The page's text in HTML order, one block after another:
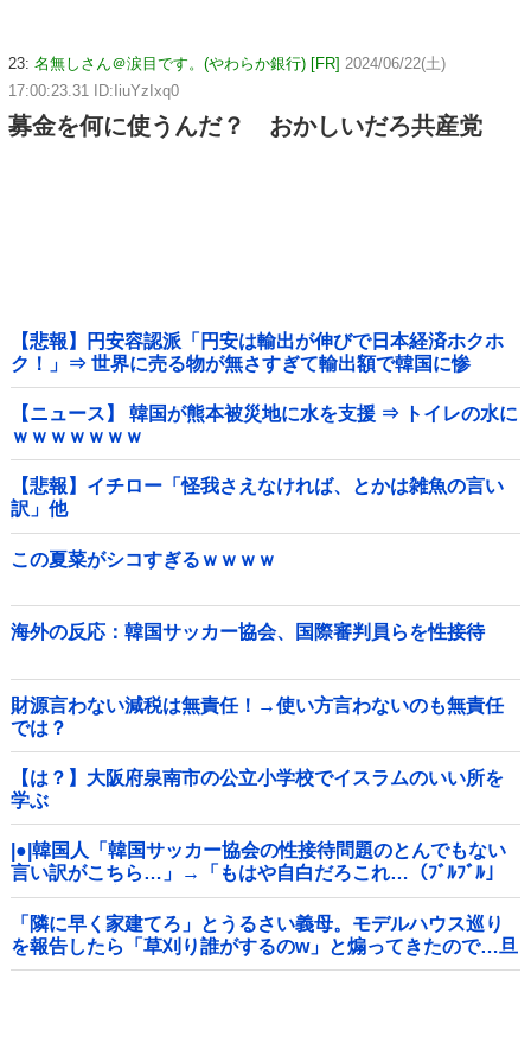
23: 名無しさん＠涙目です。(やわらか銀行) [FR] 2024/06/22(土)
17:00:23.31 ID:IiuYzIxq0
募金を何に使うんだ？ おかしいだろ共産党
【悲報】円安容認派「円安は輸出が伸びで日本経済ホクホ
ク！」⇒ 世界に売る物が無さすぎて輸出額で韓国に惨
敗・・・
【ニュース】 韓国が熊本被災地に水を支援 ⇒ トイレの水に
ｗｗｗｗｗｗｗ
【悲報】イチロー「怪我さえなければ、とかは雑魚の言い
訳」他
この夏菜がシコすぎるｗｗｗｗ
海外の反応：韓国サッカー協会、国際審判員らを性接待
財源言わない減税は無責任！→使い方言わないのも無責任
では？
【は？】大阪府泉南市の公立小学校でイスラムのいい所を
学ぶ
|●|韓国人「韓国サッカー協会の性接待問題のとんでもない
言い訳がこちら…」→「もはや自白だろこれ…（ﾌﾞﾙﾌﾞﾙ」
＝韓国の反応
「隣に早く家建てろ」とうるさい義母。モデルハウス巡り
を報告したら「草刈り誰がするのw」と煽ってきたので…旦
那が放った「一言」に義母オロオロｗｗ←嫌味を逆手にと